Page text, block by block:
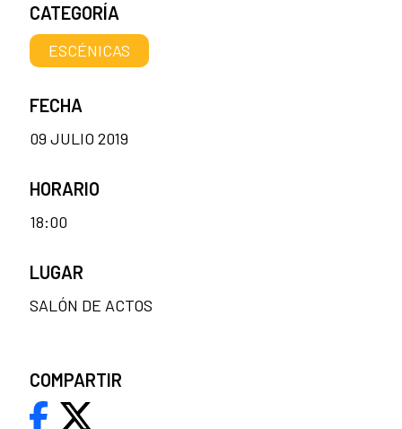
CATEGORÍA
ESCÉNICAS
FECHA
09 JULIO 2019
HORARIO
18:00
LUGAR
SALÓN DE ACTOS
COMPARTIR